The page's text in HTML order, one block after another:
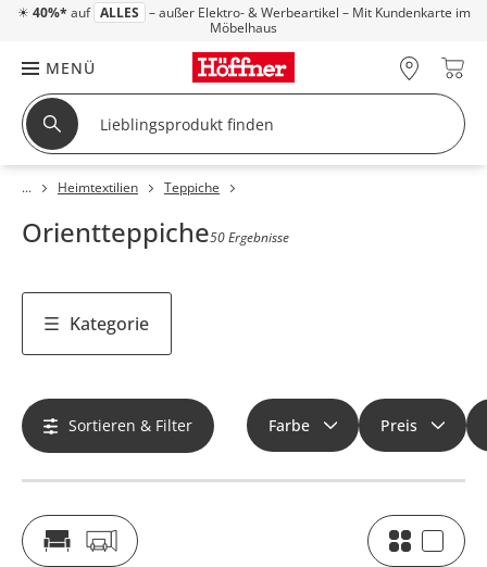
☀ 40%* auf ALLES – außer Elektro- & Werbeartikel – Mit Kundenkarte im
Möbelhaus
MENÜ
Heimtextilien Teppiche
Orientteppiche50 Ergebnisse
Kategorie
Sortieren & Filter Farbe Preis